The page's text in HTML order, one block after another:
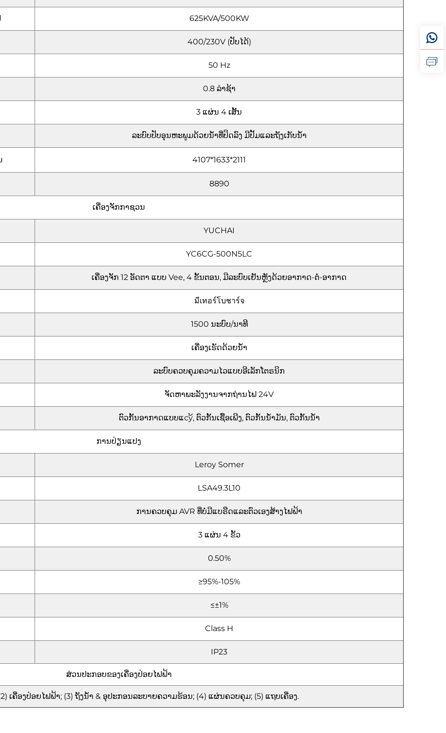
625KVA/500KW
400/230V (ປັບໄດ້)
50 Hz
0.8 ລ່າຊ້າ
3 ແຜ່ນ 4 ເສັ້ນ
ລະບົບປັບອຸນຫະພູມດ້ວຍນ້ຳທີ່ປິດລົງ ມີປັ້ມແລະຖັງເກັບນ້ຳ
4107*1633*2111
8890
ເຄື່ອງຈັກກາຊວນ
YUCHAI
YC6CG-500N5LC
ເຄື່ອງຈັກ 12 ອັດຕາ ແບບ Vee, 4 ຂັ້ນຕອນ, ມີລະບົບເຢັນຫຼັງດ້ວຍອາກາດ-ຕໍ່-ອາກາດ
มีเทอร์โบชาร์จ
1500 ນະບົບ/ນາທີ
ເຄື່ອງເຮັດດ້ວຍນ້ໍາ
ລະບົບຄວບຄຸມຄວາມໄວແບບອີເລັກໂຕຣນິກ
ຈັດຫາພະລັງງານຈາກຖ່ານໄຟ 24V
ຕົວກັ້ນອາກາດແບບແсу້, ຕົວກັ້ນເຊື້ອເພີງ, ຕົວກັ້ນນ້ຳມັນ, ຕົວກັ້ນນ້ຳ
ການປ່ຽນແປງ
Leroy Somer
LSA49.3L10
ການຄວບຄຸມ AVR ທີ່ບໍ່ມີແບຣືດແລະຕົວເອງສ້າງໄຟຟ້າ
3 ແຜ່ນ 4 ຂັ້ວ
0.50%
≥95%-105%
≤±1%
Class H
IP23
ສ່ວນປະກອບຂອງເຄື່ອງປ່ອຍໄຟຟ້າ
ເຄື່ອງປ່ອຍໄຟຟ້າ; (3) ຖັງນ້ຳ & ອຸປະກອນລະບາຍຄວາມຮ້ອນ; (4) ແຜ່ນຄວບຄຸມ; (5) ແຖບເຄື່ອງ.